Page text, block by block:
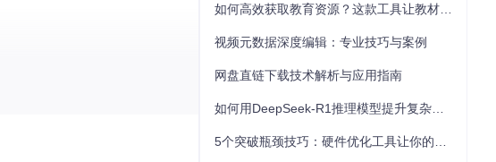
视频元数据深度编辑：专业技巧与案例
网盘直链下载技术解析与应用指南